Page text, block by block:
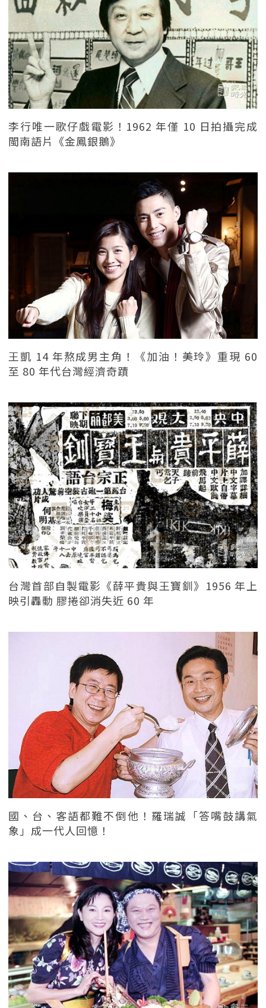
李行唯一歌仔戲電影！1962 年僅 10 日拍攝完成
閩南語片《金鳳銀鵝》
王凱 14 年熬成男主角！《加油！美玲》重現 60
至 80 年代台灣經濟奇蹟
台灣首部自製電影《薛平貴與王寶釧》1956 年上
映引轟動 膠捲卻消失近 60 年
國、台、客語都難不倒他！羅瑞誠「答嘴鼓講氣
象」成一代人回憶！